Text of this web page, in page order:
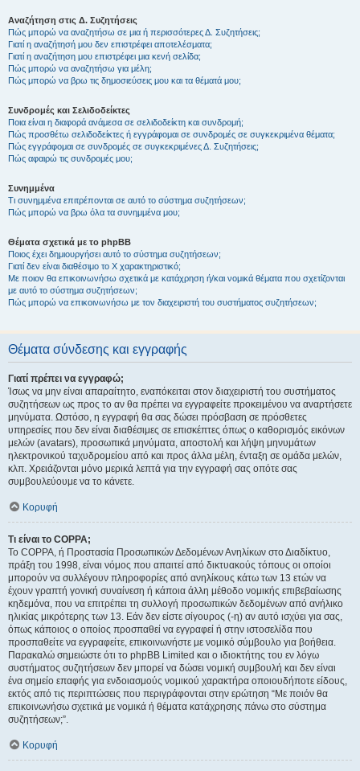
Αναζήτηση στις Δ. Συζητήσεις
Πώς μπορώ να αναζητήσω σε μια ή περισσότερες Δ. Συζητήσεις;
Γιατί η αναζήτησή μου δεν επιστρέφει αποτελέσματα;
Γιατί η αναζήτηση μου επιστρέφει μια κενή σελίδα;
Πώς μπορώ να αναζητήσω για μέλη;
Πώς μπορώ να βρω τις δημοσιεύσεις μου και τα θέματά μου;
Συνδρομές και Σελιδοδείκτες
Ποια είναι η διαφορά ανάμεσα σε σελιδοδείκτη και συνδρομή;
Πώς προσθέτω σελιδοδείκτες ή εγγράφομαι σε συνδρομές σε συγκεκριμένα θέματα;
Πώς εγγράφομαι σε συνδρομές σε συγκεκριμένες Δ. Συζητήσεις;
Πώς αφαιρώ τις συνδρομές μου;
Συνημμένα
Τι συνημμένα επιτρέπονται σε αυτό το σύστημα συζητήσεων;
Πώς μπορώ να βρω όλα τα συνημμένα μου;
Θέματα σχετικά με το phpBB
Ποιος έχει δημιουργήσει αυτό το σύστημα συζητήσεων;
Γιατί δεν είναι διαθέσιμο το Χ χαρακτηριστικό;
Με ποιον θα επικοινωνήσω σχετικά με κατάχρηση ή/και νομικά θέματα που σχετίζονται
με αυτό το σύστημα συζητήσεων;
Πώς μπορώ να επικοινωνήσω με τον διαχειριστή του συστήματος συζητήσεων;
Θέματα σύνδεσης και εγγραφής
Γιατί πρέπει να εγγραφώ;
Ίσως να μην είναι απαραίτητο, εναπόκειται στον διαχειριστή του συστήματος
συζητήσεων ως προς το αν θα πρέπει να εγγραφείτε προκειμένου να αναρτήσετε
μηνύματα. Ωστόσο, η εγγραφή θα σας δώσει πρόσβαση σε πρόσθετες
υπηρεσίες που δεν είναι διαθέσιμες σε επισκέπτες όπως ο καθορισμός εικόνων
μελών (avatars), προσωπικά μηνύματα, αποστολή και λήψη μηνυμάτων
ηλεκτρονικού ταχυδρομείου από και προς άλλα μέλη, ένταξη σε ομάδα μελών,
κλπ. Χρειάζονται μόνο μερικά λεπτά για την εγγραφή σας οπότε σας
συμβουλεύουμε να το κάνετε.
Κορυφή
Τι είναι το COPPA;
Το COPPA, ή Προστασία Προσωπικών Δεδομένων Ανηλίκων στο Διαδίκτυο,
πράξη του 1998, είναι νόμος που απαιτεί από δικτυακούς τόπους οι οποίοι
μπορούν να συλλέγουν πληροφορίες από ανηλίκους κάτω των 13 ετών να
έχουν γραπτή γονική συναίνεση ή κάποια άλλη μέθοδο νομικής επιβεβαίωσης
κηδεμόνα, που να επιτρέπει τη συλλογή προσωπικών δεδομένων από ανήλικο
ηλικίας μικρότερης των 13. Εάν δεν είστε σίγουρος (-η) αν αυτό ισχύει για σας,
όπως κάποιος ο οποίος προσπαθεί να εγγραφεί ή στην ιστοσελίδα που
προσπαθείτε να εγγραφείτε, επικοινωνήστε με νομικό σύμβουλο για βοήθεια.
Παρακαλώ σημειώστε ότι το phpBB Limited και ο ιδιοκτήτης του εν λόγω
συστήματος συζητήσεων δεν μπορεί να δώσει νομική συμβουλή και δεν είναι
ένα σημείο επαφής για ενδοιασμούς νομικού χαρακτήρα οποιουδήποτε είδους,
εκτός από τις περιπτώσεις που περιγράφονται στην ερώτηση “Με ποιόν θα
επικοινωνήσω σχετικά με νομικά ή θέματα κατάχρησης πάνω στο σύστημα
συζητήσεων;”.
Κορυφή